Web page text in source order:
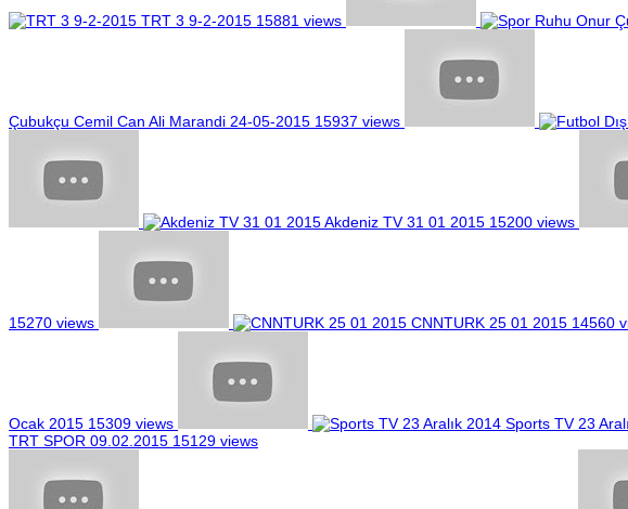
TRT 3 9-2-2015 15881 views
Çubukçu Cemil Can Ali Marandi 24-05-2015 15937 views
Akdeniz TV 31 01 2015 15200 views
15270 views CNNTURK 25 01 2015 14560
Ocak 2015 15309 views Sports TV 23
TRT SPOR 09.02.2015 15129 views